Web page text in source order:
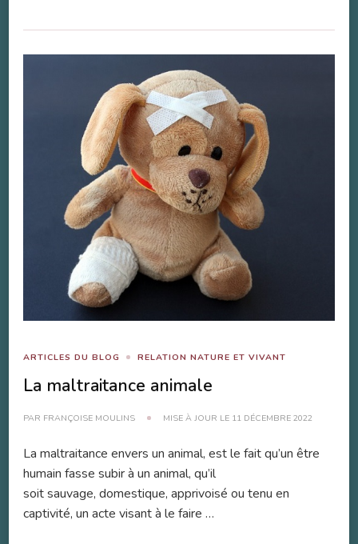
ARTICLES DU BLOG RELATION NATURE ET VIVANT
La maltraitance animale
PAR FRANÇOISE MOULINS MISE À JOUR LE 11 DÉCEMBRE 2022
La maltraitance envers un animal, est le fait qu’un être
humain fasse subir à un animal, qu’il
soit sauvage, domestique, apprivoisé ou tenu en
captivité, un acte visant à le faire …